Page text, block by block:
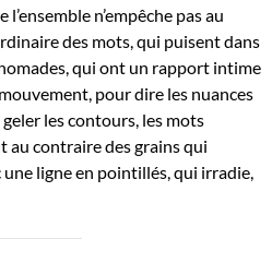
n’empêche pas au
des mots, qui puisent dans
qui ont un rapport intime
pour dire les nuances
les contours, les mots
au contraire des grains qui
ligne en pointillés, qui irradie,